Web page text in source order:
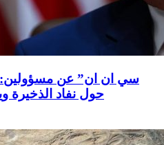
سي ان ان” عن مسؤولين:
حول نفاد الذخيرة